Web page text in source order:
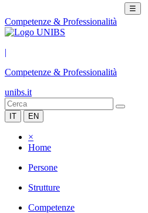
☰
Competenze & Professionalità
|
Competenze & Professionalità
unibs.it
IT EN
×
Home
Persone
Strutture
Competenze